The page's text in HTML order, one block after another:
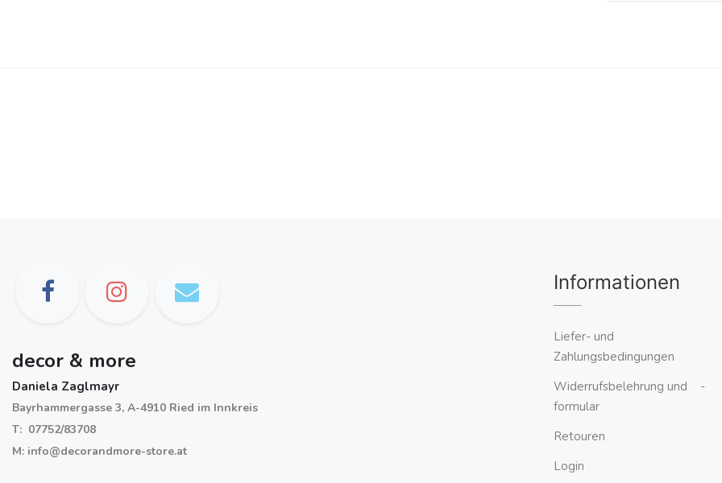
decor & more
Daniela Zaglmayr
Bayrhammergasse 3, A-4910 Ried im Innkreis
T: 07752/83708
M: info@decorandmore-store.at
Informationen
Liefer- und
Zahlungsbedingungen
Widerrufsbelehrung und -
formular
Retouren
Login